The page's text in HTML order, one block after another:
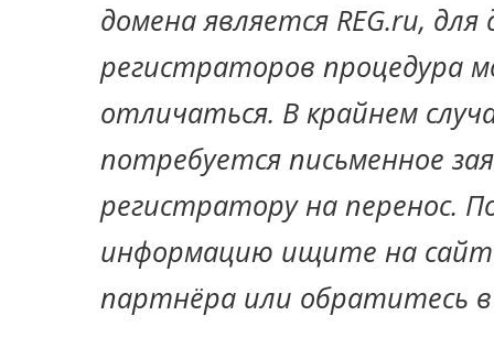
домена является REG.ru, для
регистраторов процедура
отличаться. В крайнем
потребуется письменное
регистратору на перенос.
информацию ищите на
партнёра или обратитесь